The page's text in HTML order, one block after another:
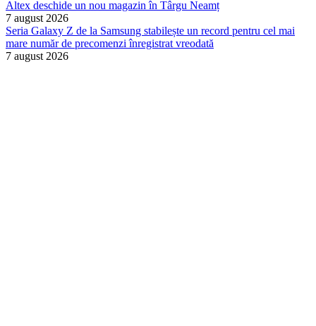
Altex deschide un nou magazin în Târgu Neamț
7 august 2026
Seria Galaxy Z de la Samsung stabilește un record pentru cel mai
mare număr de precomenzi înregistrat vreodată
7 august 2026